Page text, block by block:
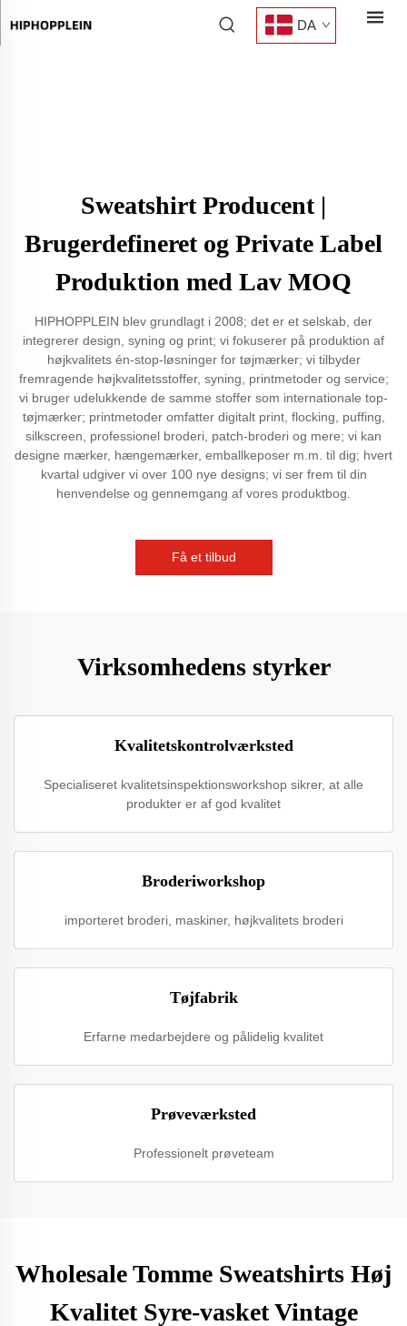
DA
Sweatshirt Producent |
Brugerdefineret og Private Label
Produktion med Lav MOQ
HIPHOPPLEIN blev grundlagt i 2008; det er et selskab, der
integrerer design, syning og print; vi fokuserer på produktion af
højkvalitets én-stop-løsninger for tøjmærker; vi tilbyder
fremragende højkvalitetsstoffer, syning, printmetoder og service;
vi bruger udelukkende de samme stoffer som internationale top-
tøjmærker; printmetoder omfatter digitalt print, flocking, puffing,
silkscreen, professionel broderi, patch-broderi og mere; vi kan
designe mærker, hængemærker, emballkeposer m.m. til dig; hvert
kvartal udgiver vi over 100 nye designs; vi ser frem til din
henvendelse og gennemgang af vores produktbog.
Få et tilbud
Virksomhedens styrker
Kvalitetskontrolværksted
Specialiseret kvalitetsinspektionsworkshop sikrer, at alle
produkter er af god kvalitet
Broderiworkshop
importeret broderi, maskiner, højkvalitets broderi
Tøjfabrik
Erfarne medarbejdere og pålidelig kvalitet
Prøveværksted
Professionelt prøveteam
Wholesale Tomme Sweatshirts Høj
Kvalitet Syre-vasket Vintage